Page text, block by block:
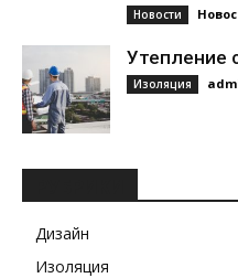
Новости
Утепление
Изоляция
Дизайн
Изоляция